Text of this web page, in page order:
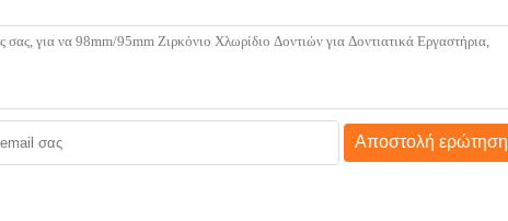
Αποστολή